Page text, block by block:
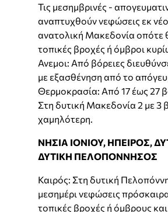
Τις μεσημβρινές -
αναπτυχθούν νεφώσεις εκ
ανατολική Μακεδονία οπότε
τοπικές βροχές ή όμβροι
Ανεμοι: Από βόρειες
με εξασθένηση από το
Θερμοκρασία: Από 17 έως 27
Στη δυτική Μακεδονία 2 με 3
χαμηλότερη.
ΝΗΣΙΑ ΙΟΝΙΟΥ, ΗΠΕΙΡΟΣ,
ΔΥΤΙΚΗ ΠΕΛΟΠΟΝΝΗΣΟΣ
Καιρός: Στη δυτική
μεσημέρι νεφώσεις
τοπικές βροχές ή όμβρους